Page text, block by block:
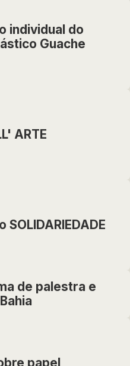
individual do
Guache
ARTE
SOLIDARIEDADE
de palestra e
papel